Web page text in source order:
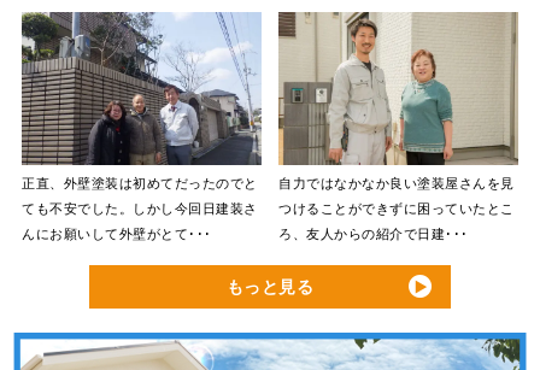
正直、外壁塗装は初めてだったのでと
ても不安でした。しかし今回日建装さ
んにお願いして外壁がとて･･･
自力ではなかなか良い塗装屋さんを見
つけることができずに困っていたとこ
ろ、友人からの紹介で日建･･･
もっと見る